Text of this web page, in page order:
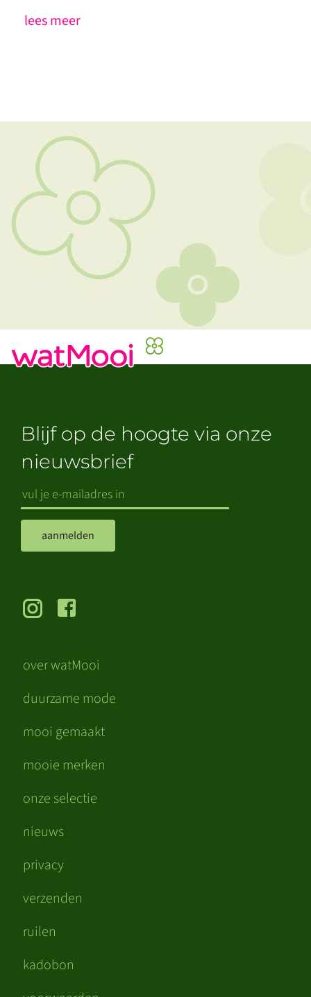
lees meer
over watMooi
duurzame mode
mooi gemaakt
mooie merken
onze selectie
nieuws
privacy
verzenden
ruilen
kadobon
Blijf op de hoogte via onze
nieuwsbrief
aanmelden